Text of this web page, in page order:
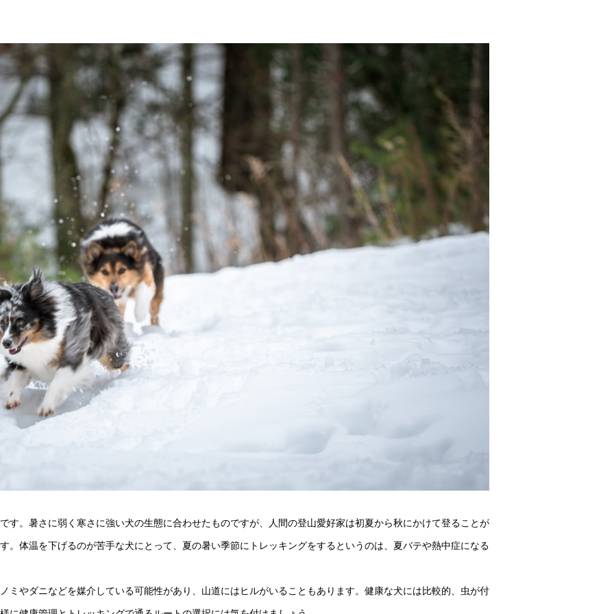
す。暑さに弱く寒さに強い犬の生態に合わせたものですが、人間の登山愛好家は初夏から秋にかけて登ることが
。体温を下げるのが苦手な犬にとって、夏の暑い季節にトレッキングをするというのは、夏バテや熱中症になる
ミやダニなどを媒介している可能性があり、山道にはヒルがいることもあります。健康な犬には比較的、虫が付